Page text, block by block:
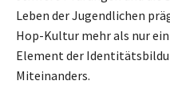
Leben der Jugendlichen
Hop-Kultur mehr als nur
Element der
Miteinanders.